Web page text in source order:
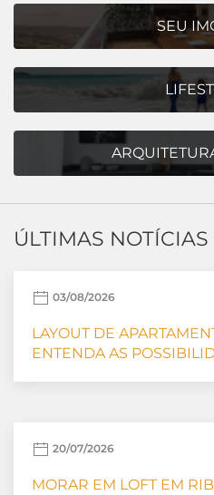
SEU
ÚLTIMAS NOTÍCIAS
03/08/2026
LAYOUT DE
ENTENDA AS
20/07/2026
MORAR EM LOFT EM